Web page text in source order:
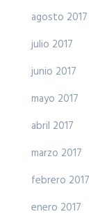
agosto 2017
julio 2017
junio 2017
mayo 2017
abril 2017
marzo 2017
febrero 2017
enero 2017